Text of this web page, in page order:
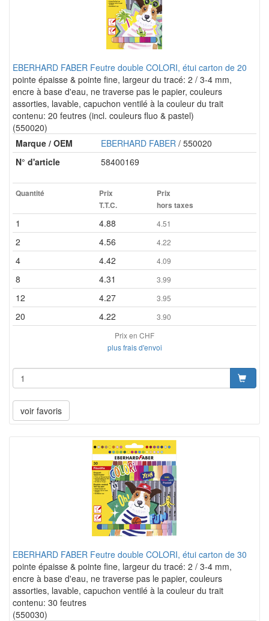
EBERHARD FABER Feutre double COLORI, étui carton de 20
pointe épaisse & pointe fine, largeur du tracé: 2 / 3-4 mm,
encre à base d'eau, ne traverse pas le papier, couleurs
assorties, lavable, capuchon ventilé à la couleur du trait
contenu: 20 feutres (incl. couleurs fluo & pastel)
(550020)
Marque / OEM
EBERHARD FABER / 550020
N° d'article
58400169
Quantité
Prix
T.T.C.
Prix
hors taxes
1 4.88 4.51
2 4.56 4.22
4 4.42 4.09
8 4.31 3.99
12 4.27 3.95
20 4.22
3.90
Prix en CHF
plus frais d'envoi
voir favoris
EBERHARD FABER Feutre double COLORI, étui carton de 30
pointe épaisse & pointe fine, largeur du tracé: 2 / 3-4 mm,
encre à base d'eau, ne traverse pas le papier, couleurs
assorties, lavable, capuchon ventilé à la couleur du trait
contenu: 30 feutres
(550030)